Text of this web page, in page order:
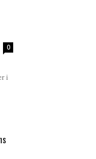
0
i